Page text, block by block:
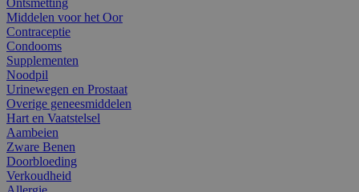
Middelen voor het Oor
Contraceptie
Condooms
Supplementen
Noodpil
Urinewegen en Prostaat
Overige geneesmiddelen
Hart en Vaatstelsel
Aambeien
Zware Benen
Doorbloeding
Verkoudheid